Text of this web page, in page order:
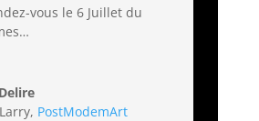
vous le 6 Juillet du
, PostModemArt